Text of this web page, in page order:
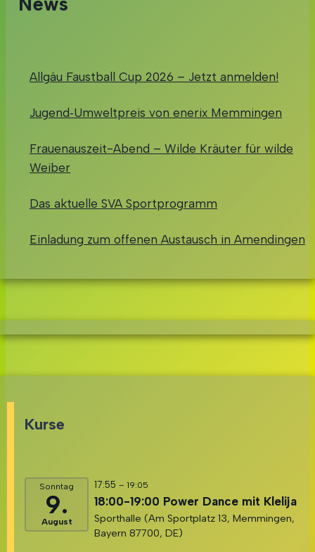
Allgäu Faustball Cup 2026 – Jetzt anmelden!
Jugend‑Umweltpreis von enerix Memmingen
Frauenauszeit-Abend – Wilde Kräuter für wilde
Weiber
Das aktuelle SVA Sportprogramm
Einladung zum offenen Austausch in Amendingen
Kurse
Sonntag
9.
August
17:55 – 19:05
18:00-19:00 Power Dance mit Klelija
Sporthalle (Am Sportplatz 13, Memmingen,
Bayern 87700, DE)